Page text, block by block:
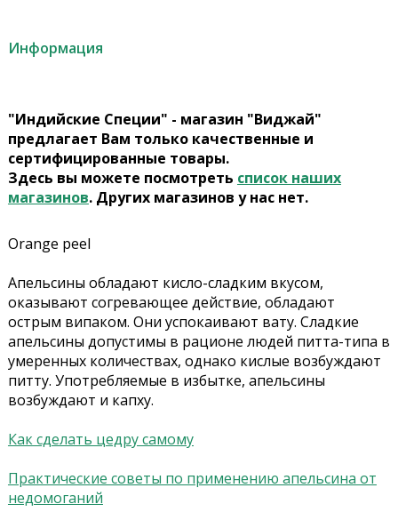
Информация
"Индийские Специи" - магазин "Виджай"
предлагает Вам только качественные и
сертифицированные товары.
Здесь вы можете посмотреть список наших
магазинов. Других магазинов у нас нет.
Orange peel
Апельсины обладают кисло-сладким вкусом,
оказывают согревающее действие, обладают
острым випаком. Они успокаивают вату. Сладкие
апельсины допустимы в рационе людей питта-типа в
умеренных количествах, однако кислые возбуждают
питту. Употребляемые в избытке, апельсины
возбуждают и капху.
Как сделать цедру самому
Практические советы по применению апельсина от
недомоганий